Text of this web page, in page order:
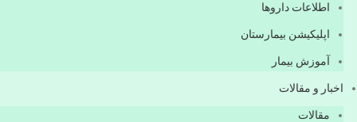
اطلاعات دارو‌ها
اپليكيشن بيمارستان
آموزش بیمار
اخبار و مقالات
مقالات